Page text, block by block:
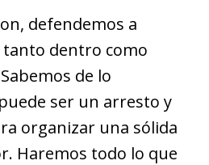
defendemos a
dentro como
de lo
ser un arresto y
organizar una sólida
Haremos todo lo que